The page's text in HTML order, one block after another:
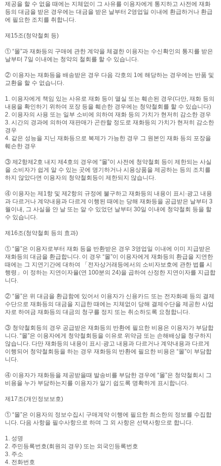
제공을 할 수 없을 때에는 지체없이 그 사유를 이용자에게 통지하고 사전에 재화
등의 대금을 받은 경우에는 대금을 받은 날부터 2영업일 이내에 환급하거나 환급
에 필요한 조치를 취합니다.
제15조(청약철회 등)
① “몰”과 재화등의 구매에 관한 계약을 체결한 이용자는 수신확인의 통지를 받은
날부터 7일 이내에는 청약의 철회를 할 수 있습니다.
② 이용자는 재화등을 배송받은 경우 다음 각호의 1에 해당하는 경우에는 반품 및
교환을 할 수 없습니다.
1. 이용자에게 책임 있는 사유로 재화 등이 멸실 또는 훼손된 경우(다만, 재화 등의
내용을 확인하기 위하여 포장 등을 훼손한 경우에는 청약철회를 할 수 있습니다)
2. 이용자의 사용 또는 일부 소비에 의하여 재화 등의 가치가 현저히 감소한 경우
3. 시간의 경과에 의하여 재판매가 곤란할 정도로 재화등의 가치가 현저히 감소한
경우
4. 같은 성능을 지닌 재화등으로 복제가 가능한 경우 그 원본인 재화 등의 포장을
훼손한 경우
③ 제2항제2호 내지 제4호의 경우에 “몰”이 사전에 청약철회 등이 제한되는 사실
을 소비자가 쉽게 알 수 있는 곳에 명기하거나 시용상품을 제공하는 등의 조치를
하지 않았다면 이용자의 청약철회등이 제한되지 않습니다.
④ 이용자는 제1항 및 제2항의 규정에 불구하고 재화등의 내용이 표시·광고 내용
과 다르거나 계약내용과 다르게 이행된 때에는 당해 재화등을 공급받은 날부터 3
월이내, 그 사실을 안 날 또는 알 수 있었던 날부터 30일 이내에 청약철회 등을 할
수 있습니다.
제16조(청약철회 등의 효과)
① “몰”은 이용자로부터 재화 등을 반환받은 경우 3영업일 이내에 이미 지급받은
재화등의 대금을 환급합니다. 이 경우 “몰”이 이용자에게 재화등의 환급을 지연한
때에는 그 지연기간에 대하여 「전자상거래등에서의 소비자보호에 관한 법률 시
행령」이 정하는 지연이자율(연 100분의 24)을 곱하여 산정한 지연이자를 지급합
니다.
② “몰”은 위 대금을 환급함에 있어서 이용자가 신용카드 또는 전자화폐 등의 결제
수단으로 재화등의 대금을 지급한 때에는 지체없이 당해 결제수단을 제공한 사업
자로 하여금 재화등의 대금의 청구를 정지 또는 취소하도록 요청합니다.
③ 청약철회등의 경우 공급받은 재화등의 반환에 필요한 비용은 이용자가 부담합
니다. “몰”은 이용자에게 청약철회등을 이유로 위약금 또는 손해배상을 청구하지
않습니다. 다만 재화등의 내용이 표시·광고 내용과 다르거나 계약내용과 다르게
이행되어 청약철회등을 하는 경우 재화등의 반환에 필요한 비용은 “몰”이 부담합
니다.
④ 이용자가 재화등을 제공받을때 발송비를 부담한 경우에 “몰”은 청약철회시 그
비용을 누가 부담하는지를 이용자가 알기 쉽도록 명확하게 표시합니다.
제17조(개인정보보호)
① “몰”은 이용자의 정보수집시 구매계약 이행에 필요한 최소한의 정보를 수집합
니다. 다음 사항을 필수사항으로 하며 그 외 사항은 선택사항으로 합니다.
1. 성명
2. 주민등록번호(회원의 경우) 또는 외국인등록번호
3. 주소
4. 전화번호